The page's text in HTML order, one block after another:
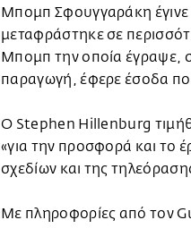
Μπομπ Σφουγγαράκη
μεταφράστηκε σε
Μπομπ την οποία έγραψε,
παραγωγή, έφερε έσοδα
Ο Stephen Hillenburg
«για την προσφορά και το
σχεδίων και της
Με πληροφορίες από τον